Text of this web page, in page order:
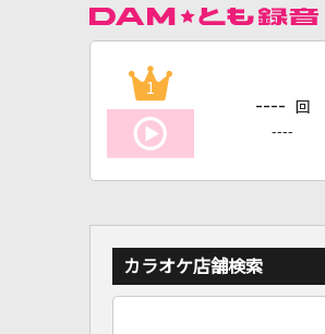
1
---- 回
----
カラオケ店舗検索